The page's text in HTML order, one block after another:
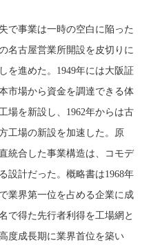
で事業は一時の空白に陥った
名古屋営業所開設を皮切りに
を進めた。1949年には大阪証
市場から資金を調達できる体
場を新設し、1962年からは古
工場の新設を加速した。原
統合した事業構造は、コモデ
設計だった。概略書は1968年
業界第一位を占める企業に成
で得た先行者利得を工場網と
度成長期に業界首位を築い